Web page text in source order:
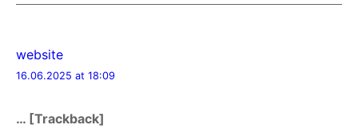
website
16.06.2025 at 18:09
… [Trackback]